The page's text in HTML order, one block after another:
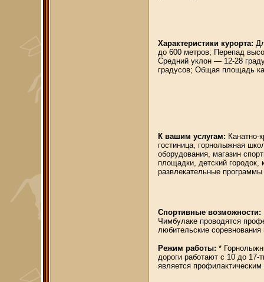
Характеристики курорта:
до 600 метров; Перепад
Средний уклон — 12-28
градусов; Общая площадь
К вашим услугам: Канатно-
гостиница, горнолыжная
оборудования, магазин
площадки, детский городок,
развлекательные
Спортивные возможности:
Чимбулаке проводятся
любительские соревнования
Режим работы: *
дороги работают с 10 до
является